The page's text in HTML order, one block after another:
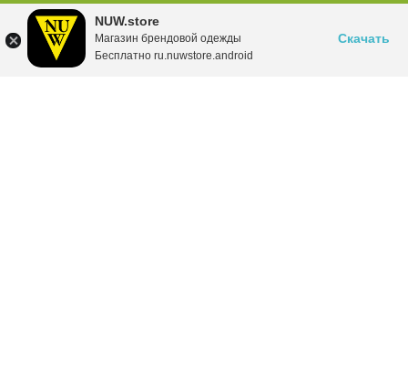
NUW.store
Магазин брендовой одежды
Бесплатно ru.nuwstore.android
Скачать